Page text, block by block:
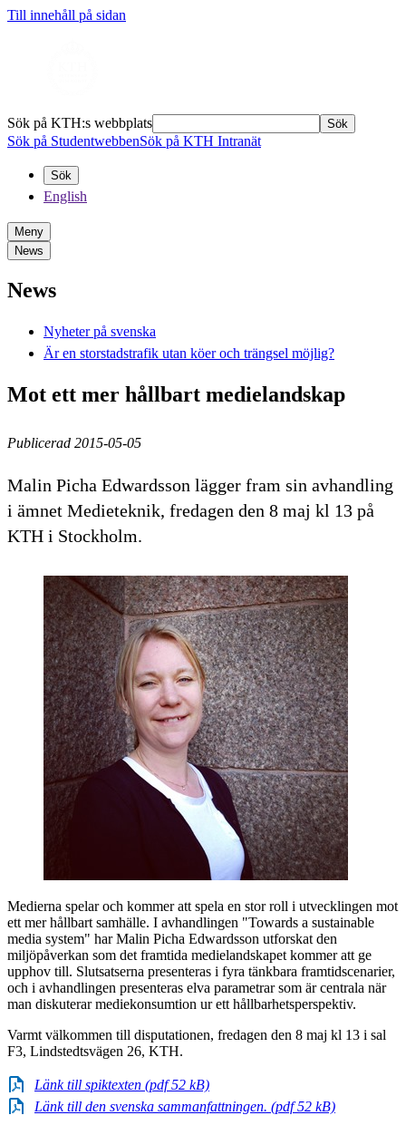
Till innehåll på sidan
Sök på KTH:s webbplats Sök
Sök på StudentwebbenSök på KTH Intranät
Sök
English
Meny
News
News
Nyheter på svenska
Är en storstadstrafik utan köer och trängsel möjlig?
Mot ett mer hållbart medielandskap
Publicerad 2015-05-05
Malin Picha Edwardsson lägger fram sin avhandling
i ämnet Medieteknik, fredagen den 8 maj kl 13 på
KTH i Stockholm.
Medierna spelar och kommer att spela en stor roll i utvecklingen mot
ett mer hållbart samhälle. I avhandlingen "Towards a sustainable
media system" har Malin Picha Edwardsson utforskat den
miljöpåverkan som det framtida medielandskapet kommer att ge
upphov till. Slutsatserna presenteras i fyra tänkbara framtidscenarier,
och i avhandlingen presenteras elva parametrar som är centrala när
man diskuterar mediekonsumtion ur ett hållbarhetsperspektiv.
Varmt välkommen till disputationen, fredagen den 8 maj kl 13 i sal
F3, Lindstedtsvägen 26, KTH.
Länk till spiktexten (pdf 52 kB)
Länk till den svenska sammanfattningen. (pdf 52 kB)